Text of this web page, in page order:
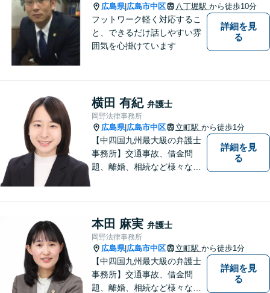
広島県| 広島市中区 八丁堀駅 から徒歩10分
フットワーク軽く対応するこ
と、できるだけ話しやすい雰
囲気を心掛けています
詳細を見
る
横田 有紀 弁護士
岡野法律事務所
広島県| 広島市中区 立町駅 から徒歩1分
【中四国九州最大級の弁護士
事務所】交通事故、借金問
題、離婚、相続など様々な問
い！
詳細を見
る
本田 麻実 弁護士
岡野法律事務所
広島県| 広島市中区 立町駅 から徒歩1分
【中四国九州最大級の弁護士
事務所】交通事故、借金問
題、離婚、相続など様々な問
詳細を見
る